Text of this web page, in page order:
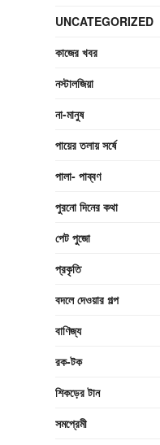
UNCATEGORIZED
কাজের খবর
নস্টালজিয়া
না-মানুষ
পায়ের তলায় সর্ষে
পালা- পাব্বণ
পুরনো দিনের কথা
পেট পুজো
প্রকৃতি
বদলে দেওয়ার গল্প
বাণিজ্য
রক-টক
শিকড়ের টান
সমপ্রেমী